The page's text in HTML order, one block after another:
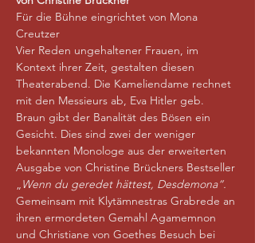
Für die Bühne eingrichtet von Mona
Creutzer
Vier Reden ungehaltener Frauen, im
Kontext ihrer Zeit, gestalten diesen
Theaterabend. Die Kameliendame rechnet
mit den Messieurs ab, Eva Hitler geb.
Braun gibt der Banalität des Bösen ein
Gesicht. Dies sind zwei der weniger
bekannten Monologe aus der erweiterten
Ausgabe von Christine Brückners Bestseller
„Wenn du geredet hättest, Desdemona“.
Gemeinsam mit Klytämnestras Grabrede an
ihren ermordeten Gemahl Agamemnon
und Christiane von Goethes Besuch bei